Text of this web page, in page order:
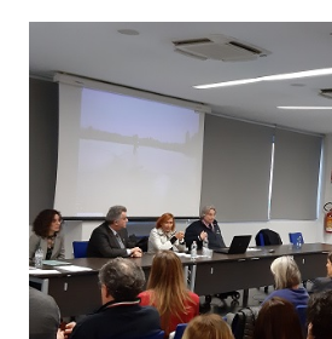
“Fare squadra, non